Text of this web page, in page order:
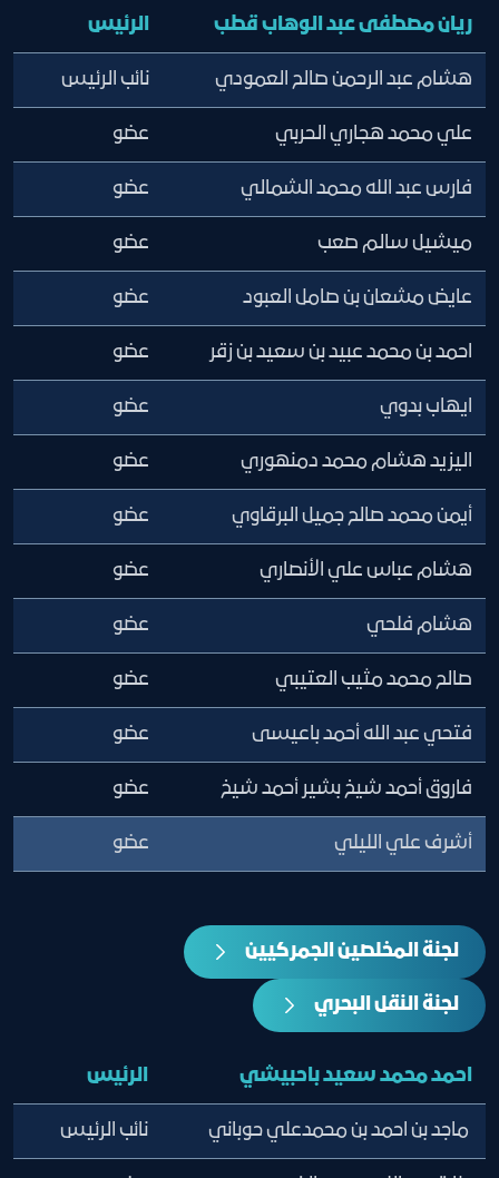
ريان مصطفى عبد الوهاب قطب الرئيس
هشام عبد الرحمن صالح العمودي نائب الرئيس
علي محمد هجاري الحربي عضو
فارس عبد الله محمد الشمالي عضو
ميشيل سالم صعب عضو
عايض مشعان بن صامل العبود عضو
احمد بن محمد عبيد بن سعيد بن زقر عضو
ايهاب بدوي عضو
اليزيد هشام محمد دمنهوري عضو
أيمن محمد صالح جميل البرقاوي عضو
هشام عباس علي الأنصاري عضو
هشام فلحي عضو
صالح محمد مثيب العتيبي عضو
فتحي عبد الله أحمد باعيسى عضو
فاروق أحمد شيخ بشير أحمد شيخ عضو
أشرف علي الليلي عضو
لجنة المخلصين الجمركيين
لجنة النقل البحري
احمد محمد سعيد باحبيشي الرئيس
ماجد بن احمد بن محمدعلي حوباني نائب الرئيس